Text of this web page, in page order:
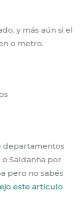
y más aún si el
o metro.
departamentos
o Saldanha por
pero no sabés
este artículo